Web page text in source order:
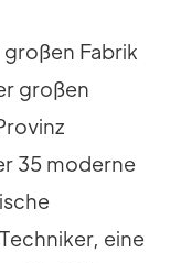
Fabrik
großen
35 moderne
eine